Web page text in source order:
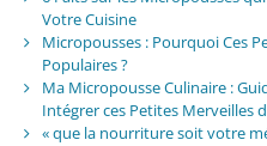
Votre Cuisine
Micropousses : Pourquoi Ces
Populaires ?
Ma Micropousse Culinaire :
Intégrer ces Petites Merveilles
« que la nourriture soit votre